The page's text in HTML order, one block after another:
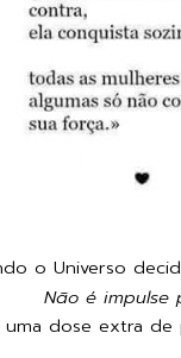
o Universo
Não é impulse
uma dose extra